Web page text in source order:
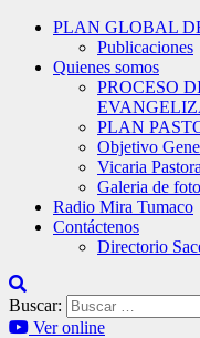
PLAN GLOBAL
Publicaciones
Quienes somos
PROCESO
PLAN
Objetivo
Vicaria
Galeria de
Radio Mira Tumaco
Contáctenos
Directorio
Buscar:
Ver online